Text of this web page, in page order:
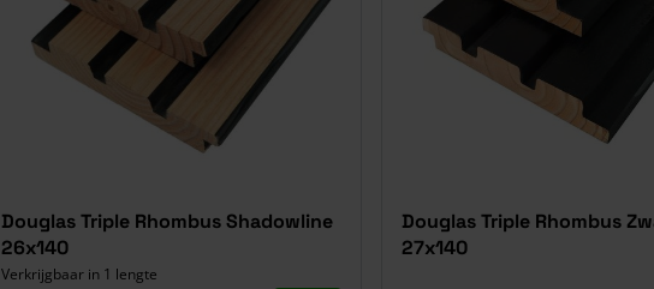
Douglas Triple Rhombus Shadowline
26x140
Verkrijgbaar in 1 lengte
Douglas Triple Rhombus
27x140